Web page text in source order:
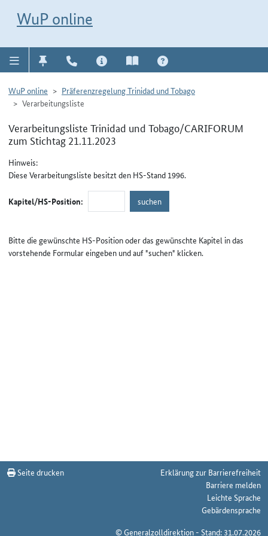
WuP online
WuP online
Präferenzregelung Trinidad und Tobago
Verarbeitungsliste
Verarbeitungsliste Trinidad und Tobago/CARIFORUM
zum Stichtag 21.11.2023
Hinweis:
Diese Verarbeitungsliste besitzt den HS-Stand 1996.
Kapitel/HS-Position:
Bitte die gewünschte HS-Position oder das gewünschte Kapitel in das
vorstehende Formular eingeben und auf "suchen" klicken.
Seite drucken
Erklärung zur Barrierefreiheit
Barriere melden
Leichte Sprache
Gebärdensprache
© Generalzolldirektion - Stand: 31.07.2026